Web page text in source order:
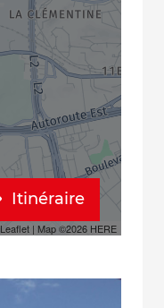
Leaflet | Map ©2026 HERE
Itinéraire